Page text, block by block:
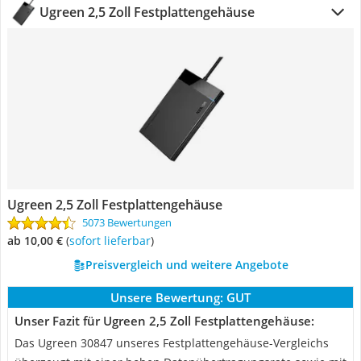
Ugreen 2,5 Zoll Festplattengehäuse
Ugreen 2,5 Zoll Festplattengehäuse
5073 Bewertungen
ab 10,00 € ( Sofort lieferbar)
Preisvergleich und weitere Angebote
Unsere Bewertung: GUT
Unser Fazit für Ugreen 2,5 Zoll Festplattengehäuse:
Das Ugreen 30847 unseres Festplattengehäuse-Vergleichs